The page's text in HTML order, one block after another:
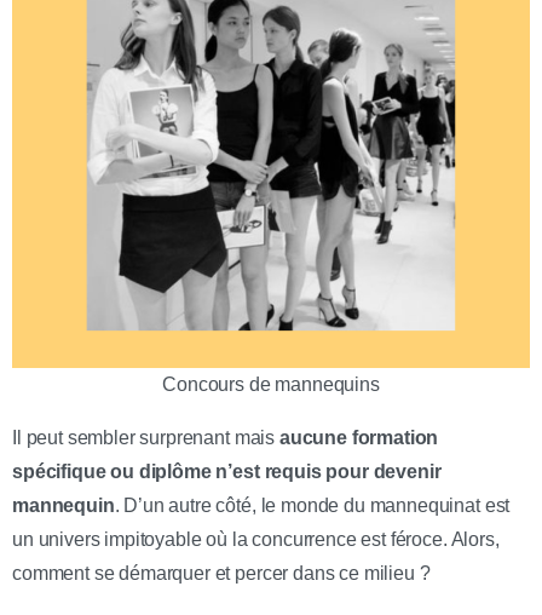
Concours de mannequins
Il peut sembler surprenant mais aucune formation
spécifique ou diplôme n’est requis pour devenir
mannequin. D’un autre côté, le monde du mannequinat est
un univers impitoyable où la concurrence est féroce. Alors,
comment se démarquer et percer dans ce milieu ?